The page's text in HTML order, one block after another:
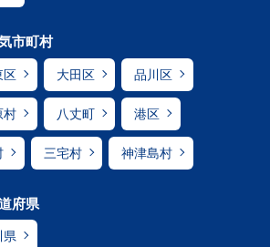
市町村
区 大田区 品川区
村 八丈町 港区
三宅村 神津島村
府県
県